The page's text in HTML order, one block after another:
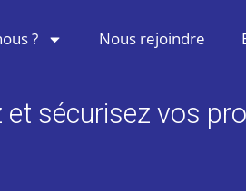
? Nous rejoindre
sécurisez vos